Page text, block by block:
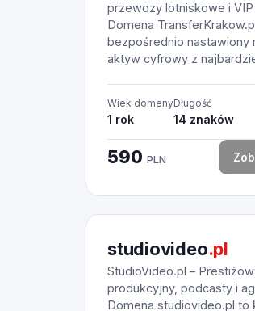
przewozy lotniskowe i
Domena
bezpośrednio nastawiony
aktyw cyfrowy z
Wiek domeny
1 rok
Długość
14 znaków
590 PLN
studiovideo.pl
StudioVideo.pl –
produkcyjny, podcasty i
Domena studiovideo.pl to